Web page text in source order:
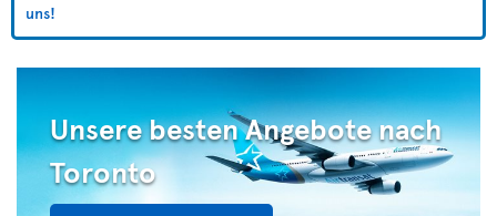
uns!
Unsere besten Angebote nach
Toronto